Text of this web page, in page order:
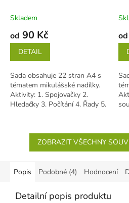
Skladem
od 90 Kč
DETAIL
Sada obsahuje 22 stran A4 s
tématem mikulášské nadílky.
Aktivity: 1. Spojovačky 2.
Hledačky 3. Počítání 4. Řady 5.
od
ZOBRAZIT VŠECHNY
Popis Podobné (4) Hodnocení
Detailní popis produktu